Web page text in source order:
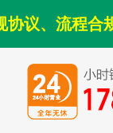
议、流程合